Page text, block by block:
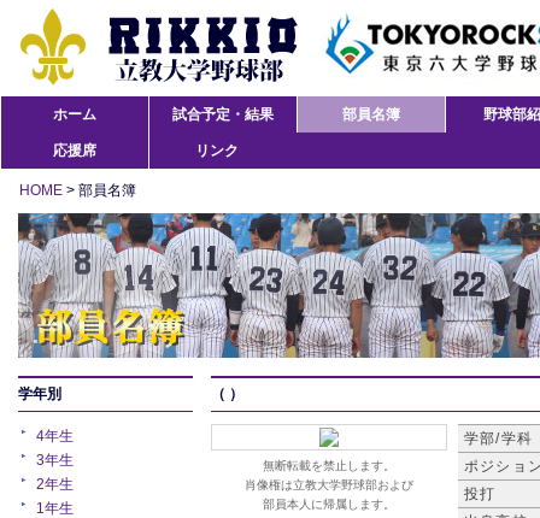
ホーム 試合予定・結果 部員名簿 野球部
応援席 リンク
HOME > 部員名簿
学年別
4年生
3年生
2年生
1年生
（ ）
無断転載を禁止します。
肖像権は立教大学野球部および
部員本人に帰属します。
学部/学科
ポジショ
投打